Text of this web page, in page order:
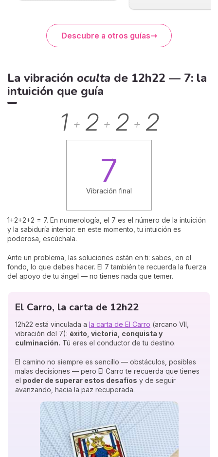
Descubre a otros guías
La vibración oculta de 12h22 — 7: la
intuición que guía
1 + 2 + 2 + 2
7
Vibración final
1+2+2+2 = 7. En numerología, el 7 es el número de la intuición
y la sabiduría interior: en este momento, tu intuición es
poderosa, escúchala.
Ante un problema, las soluciones están en ti: sabes, en el
fondo, lo que debes hacer. El 7 también te recuerda la fuerza
del apoyo de tu ángel — no tienes nada que temer.
El Carro, la carta de 12h22
12h22 está vinculada a la carta de El Carro (arcano VII,
vibración del 7): éxito, victoria, conquista y
culminación. Tú eres el conductor de tu destino.
El camino no siempre es sencillo — obstáculos, posibles
malas decisiones — pero El Carro te recuerda que tienes
el poder de superar estos desafíos y de seguir
avanzando, hacia la paz recuperada.